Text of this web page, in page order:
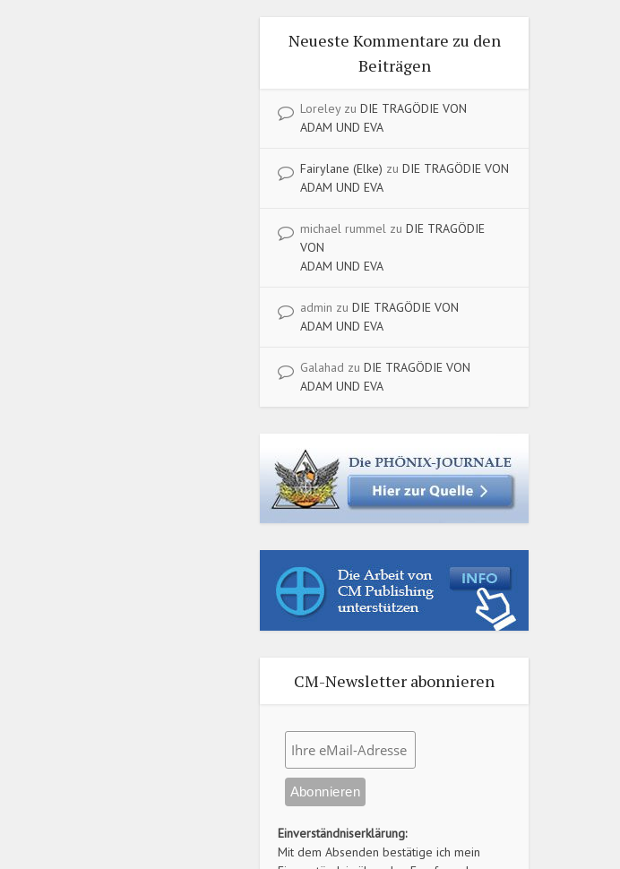
Neueste Kommentare zu den
Beiträgen
Loreleyzu DIE TRAGÖDIE VON
ADAM UND EVA
Fairylane (Elke) zu DIE TRAGÖDIE VON
ADAM UND EVA
michael rummel zu DIE TRAGÖDIE
VON
ADAM UND EVA
admin zu DIE TRAGÖDIE VON
ADAM UND EVA
Galahad zu DIE TRAGÖDIE VON
ADAM UND EVA
CM-Newsletter abonnieren
Einverständniserklärung:
Mit dem Absenden bestätige ich mein